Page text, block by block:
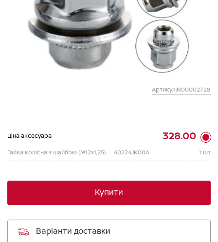
Артикул:N00002728
Ціна аксесуара 328.00
Гайка колісна з шайбою (M12x1,25) 40224JK00A 1 шт
Купити
Варіанти доставки